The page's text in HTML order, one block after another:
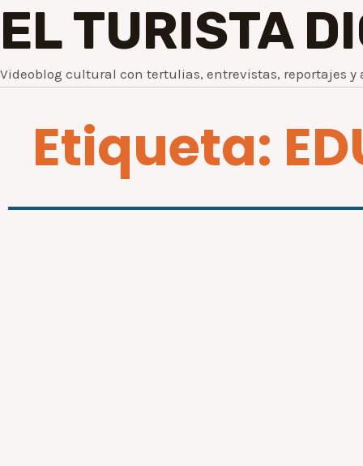
EL TURISTA
Videoblog cultural con tertulias, entrevistas, reportajes y
Etiqueta: